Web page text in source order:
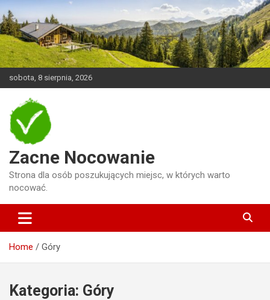
Skip
to
content
sobota, 8 sierpnia, 2026
Zacne Nocowanie
Strona dla osób poszukujących miejsc, w których warto
nocować.
Home Góry
Kategoria: Góry